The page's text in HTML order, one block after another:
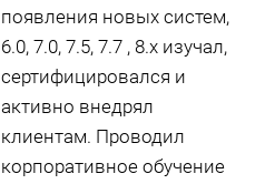
появления новых систем,
6.0, 7.0, 7.5, 7.7 , 8.х изучал,
сертифицировался и
активно внедрял
клиентам. Проводил
корпоративное обучение